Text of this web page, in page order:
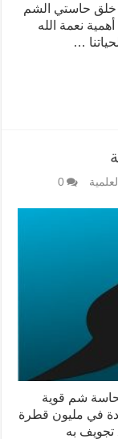
خلق حاستي الشم
نعمة الله
…
0
شم قوية
في مليون قطرة
تجويف به